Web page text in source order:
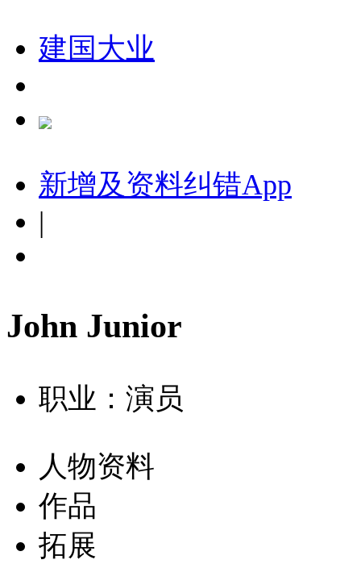
建国大业
新增及资料纠错App
|
John Junior
职业：演员
人物资料
作品
拓展